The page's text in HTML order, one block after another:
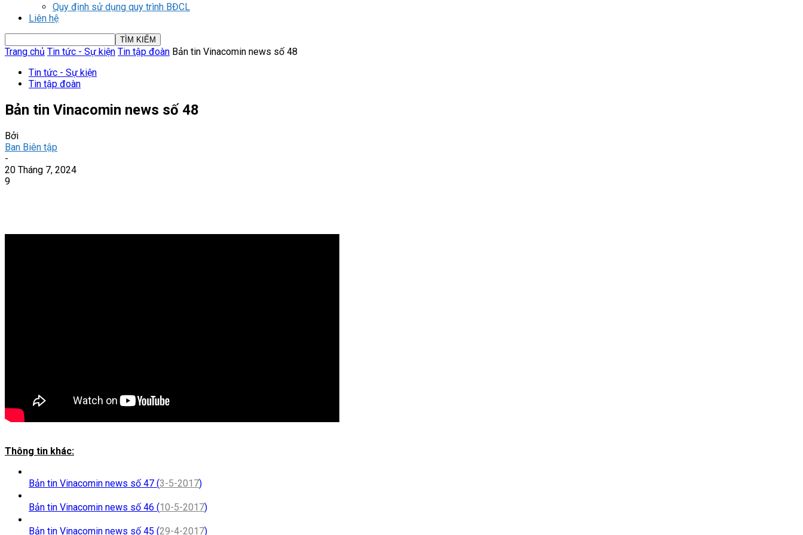
Quy định sử dụng quy trình BĐCL
Liên hệ
Trang chủ Tin tức - Sự kiện Tin tập đoàn Bản tin Vinacomin news số 48
Tin tức - Sự kiện
Tin tập đoàn
Bản tin Vinacomin news số 48
Bởi
Ban Biên tập
-
20 Tháng 7, 2024
9
Thông tin khác:
Bản tin Vinacomin news số 47 (3-5-2017)
Bản tin Vinacomin news số 46 (10-5-2017)
Bản tin Vinacomin news số 45 (29-4-2017)